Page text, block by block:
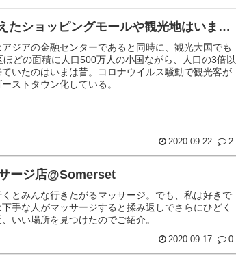
たショッピングモールや観光地はいま…
ジアの金融センターであると同時に、観光大国でも
ほどの面積に人口500万人の小国ながら、人口の3倍以
いたのはいまは昔。コロナウイルス騒動で観光客が
ストタウン化している。
2020.09.22 2
ージ店@Somerset
とみんな行きたがるマッサージ。でも、私は好きで
手な人がマッサージすると揉み返しでさらにひどく
いい場所を見つけたのでご紹介。
2020.09.17 0